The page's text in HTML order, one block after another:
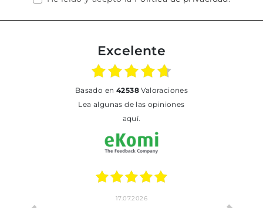
Excelente
basado en 42538Valoraciones
Lea algunas de las opiniones
aquí.
17.07.2026